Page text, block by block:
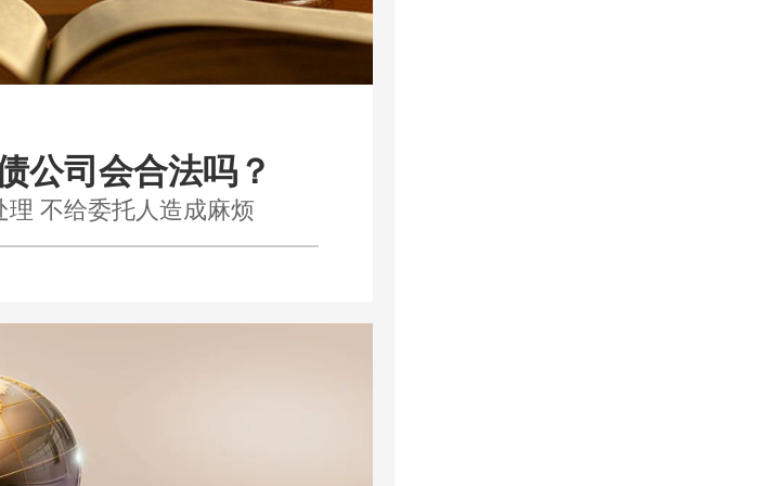
公司会合法吗？
理 不给委托人造成麻烦